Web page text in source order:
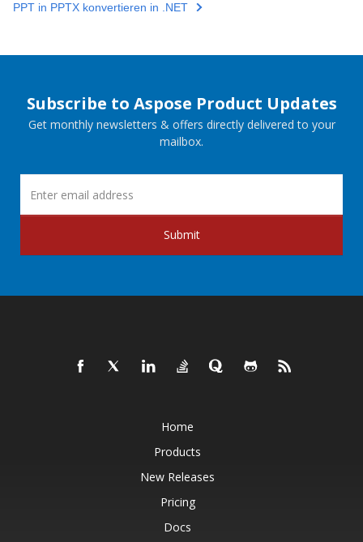
PPT in PPTX konvertieren in .NET
Subscribe to Aspose Product Updates
Get monthly newsletters & offers directly delivered to your
mailbox.
Submit
Home
Products
New Releases
Pricing
Docs